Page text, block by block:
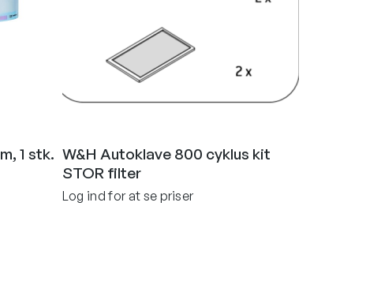
1 stk. W&H Autoklave 800 cyklus kit
STOR filter
Log ind for at se priser